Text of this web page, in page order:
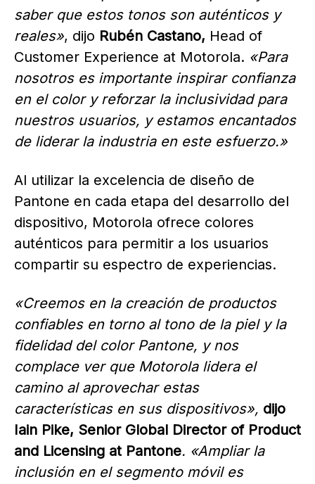
saber que estos tonos son auténticos y
reales», dijo Rubén Castano, Head of
Customer Experience at Motorola. «Para
nosotros es importante inspirar confianza
en el color y reforzar la inclusividad para
nuestros usuarios, y estamos encantados
de liderar la industria en este esfuerzo.»
Al utilizar la excelencia de diseño de
Pantone en cada etapa del desarrollo del
dispositivo, Motorola ofrece colores
auténticos para permitir a los usuarios
compartir su espectro de experiencias.
«Creemos en la creación de productos
confiables en torno al tono de la piel y la
fidelidad del color Pantone, y nos
complace ver que Motorola lidera el
camino al aprovechar estas
características en sus dispositivos», dijo
Iain Pike, Senior Global Director of Product
and Licensing at Pantone. «Ampliar la
inclusión en el segmento móvil es